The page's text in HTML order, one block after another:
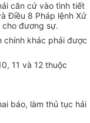
căn cứ vào tình tiết
Điều 8 Pháp lệnh Xử
cho đương sự.
chính khác phải được
11 và 12 thuộc
báo, làm thủ tục hải